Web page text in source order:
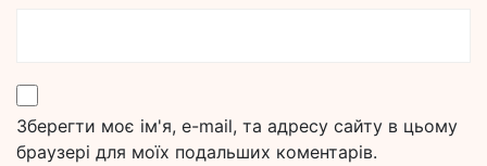
Зберегти моє ім'я, e-mail, та адресу сайту в цьому
браузері для моїх подальших коментарів.